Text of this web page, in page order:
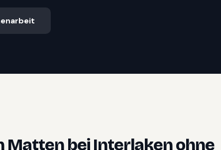
Matten bei Interlakenohne